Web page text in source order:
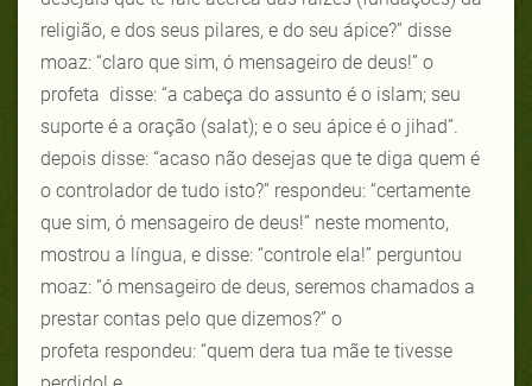
religião, e dos seus pilares, e do seu ápice?” disse
moaz: “claro que sim, ó mensageiro de deus!” o
profeta disse: “a cabeça do assunto é o islam; seu
suporte é a oração (salat); e o seu ápice é o jihad”.
depois disse: “acaso não desejas que te diga quem é
o controlador de tudo isto?” respondeu: “certamente
que sim, ó mensageiro de deus!” neste momento,
mostrou a língua, e disse: “controle ela!” perguntou
moaz: “ó mensageiro de deus, seremos chamados a
prestar contas pelo que dizemos?” o
profeta respondeu: “quem dera tua mãe te tivesse